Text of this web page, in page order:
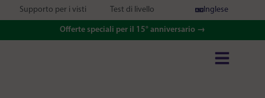
Offerte speciali per il 15° anniversario →
Supporto per i visti Test di livello Inglese